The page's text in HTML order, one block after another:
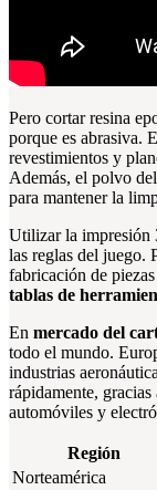
Pero cortar resina
porque es abrasiva.
revestimientos y
Además, el polvo
para mantener la
Utilizar la impresión
las reglas del juego.
fabricación de
tablas de
En mercado del
todo el mundo.
industrias
rápidamente,
automóviles y
Región
Norteamérica